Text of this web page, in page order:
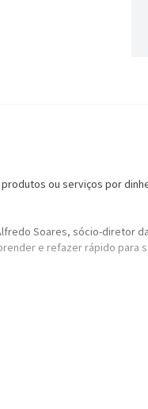
ou serviços por
Soares, sócio-diretor
e refazer rápido para